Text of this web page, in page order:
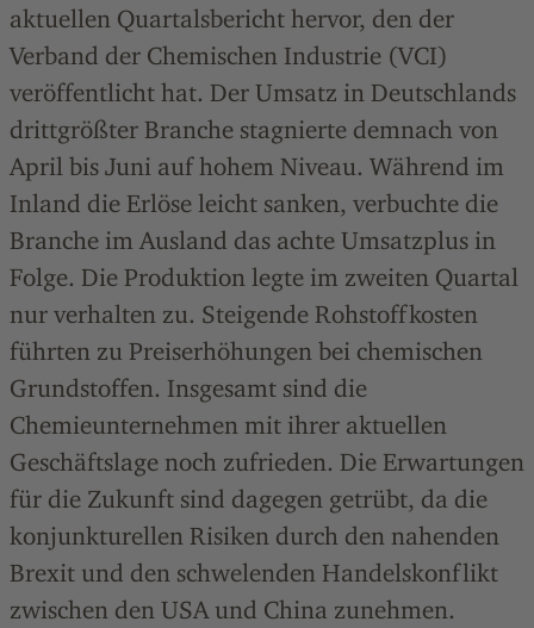
aktuellen Quartalsbericht hervor, den der
Verband der Chemischen Industrie (VCI)
veröffentlicht hat. Der Umsatz in Deutschlands
drittgrößter Branche stagnierte demnach von
April bis Juni auf hohem Niveau. Während im
Inland die Erlöse leicht sanken, verbuchte die
Branche im Ausland das achte Umsatzplus in
Folge. Die Produktion legte im zweiten Quartal
nur verhalten zu. Steigende Rohstoffkosten
führten zu Preiserhöhungen bei chemischen
Grundstoffen. Insgesamt sind die
Chemieunternehmen mit ihrer aktuellen
Geschäftslage noch zufrieden. Die Erwartungen
für die Zukunft sind dagegen getrübt, da die
konjunkturellen Risiken durch den nahenden
Brexit und den schwelenden Handelskonflikt
zwischen den USA und China zunehmen.